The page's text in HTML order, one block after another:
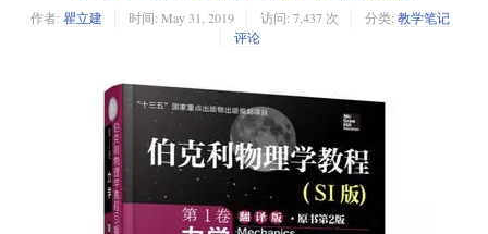
作者: 瞿立建 时间: May 31, 2019 访问: 7,437 次 分类: 教学笔记
评论